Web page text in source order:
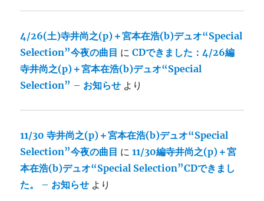
4/26(土)寺井尚之(p)＋宮本在浩(b)デュオ“Special
Selection”今夜の曲目 にCDできました：4/26編
寺井尚之(p)＋宮本在浩(b)デュオ“Special
Selection” – お知らせ より
11/30 寺井尚之(p)＋宮本在浩(b)デュオ“Special
Selection”今夜の曲目 に11/30編寺井尚之(p)＋宮
本在浩(b)デュオ“Special Selection”CDできまし
た。 – お知らせ より